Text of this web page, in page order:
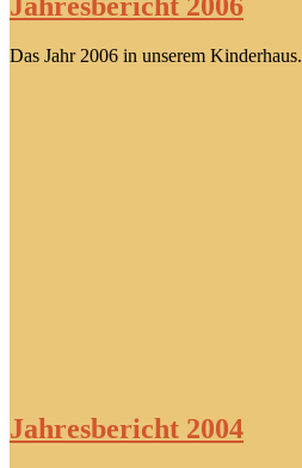
Das Jahr 2006 in unserem Kinderhaus.
Jahresbericht 2004